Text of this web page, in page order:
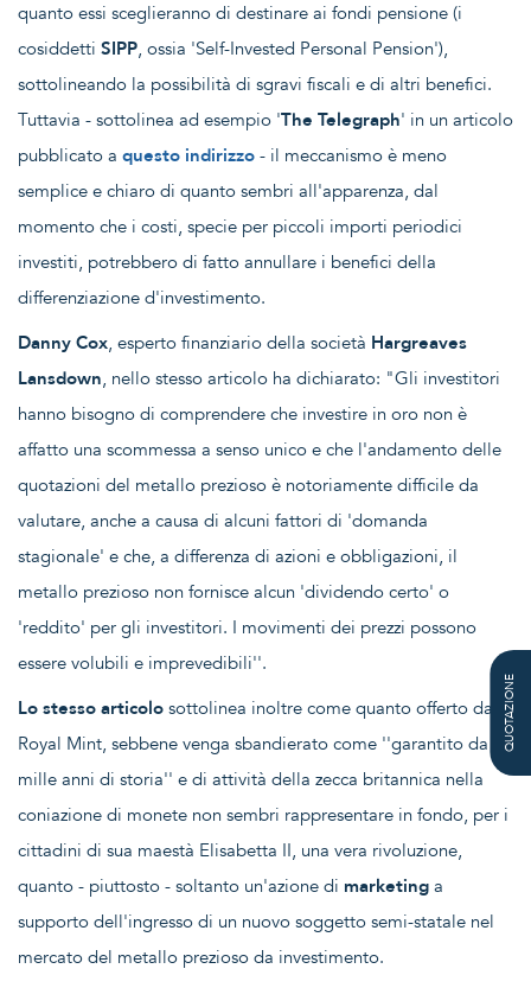
quanto essi sceglieranno di destinare ai fondi pensione (i
cosiddetti SIPP, ossia 'Self-Invested Personal Pension'),
sottolineando la possibilità di sgravi fiscali e di altri benefici.
Tuttavia - sottolinea ad esempio 'The Telegraph' in un articolo
pubblicato a questo indirizzo - il meccanismo è meno
semplice e chiaro di quanto sembri all'apparenza, dal
momento che i costi, specie per piccoli importi periodici
investiti, potrebbero di fatto annullare i benefici della
differenziazione d'investimento.
Danny Cox, esperto finanziario della società Hargreaves
Lansdown, nello stesso articolo ha dichiarato: "Gli investitori
hanno bisogno di comprendere che investire in oro non è
affatto una scommessa a senso unico e che l'andamento delle
quotazioni del metallo prezioso è notoriamente difficile da
valutare, anche a causa di alcuni fattori di 'domanda
stagionale' e che, a differenza di azioni e obbligazioni, il
metallo prezioso non fornisce alcun 'dividendo certo' o
'reddito' per gli investitori. I movimenti dei prezzi possono
essere volubili e imprevedibili''.
Lo stesso articolo sottolinea inoltre come quanto offerto dalla
Royal Mint, sebbene venga sbandierato come ''garantito da
mille anni di storia'' e di attività della zecca britannica nella
coniazione di monete non sembri rappresentare in fondo, per i
cittadini di sua maestà Elisabetta II, una vera rivoluzione,
quanto - piuttosto - soltanto un'azione di marketing a
supporto dell'ingresso di un nuovo soggetto semi-statale nel
mercato del metallo prezioso da investimento.
QUOTAZIONE